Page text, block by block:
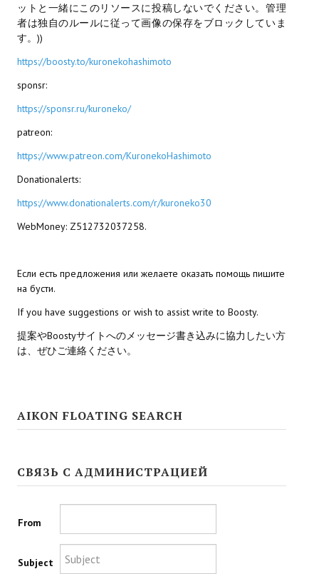
Mass Effect 2
Divinity Original Sin Enhanced Edition
Dragon Age: Origins
Dragon Age 2
Fallout 3
Kingdoms of Amalur: Reckoning
Mass Effect Andromeda
Neverwinter Nights 1
Sims 4
Star Wars Knights of the Old Republic 1
Titan Quest Immortal Throne
ットと一緒にこのリソースに投稿しないでください。管理
者は独自のルールに従って画像の保存をブロックしていま
す。))
https://boosty.to/kuronekohashimoto
sponsr:
https://sponsr.ru/kuroneko/
patreon:
https://www.patreon.com/KuronekoHashimoto
Donationalerts:
https://www.donationalerts.com/r/kuroneko30
WebMoney: Z512732037258.
Если есть предложения или желаете оказать помощь пишите
на бусти.
If you have suggestions or wish to assist write to Boosty.
提案やBoostyサイトへのメッセージ書き込みに協力したい方
は、ぜひご連絡ください。
AIKON FLOATING SEARCH
СВЯЗЬ С АДМИНИСТРАЦИЕЙ
From
Subject